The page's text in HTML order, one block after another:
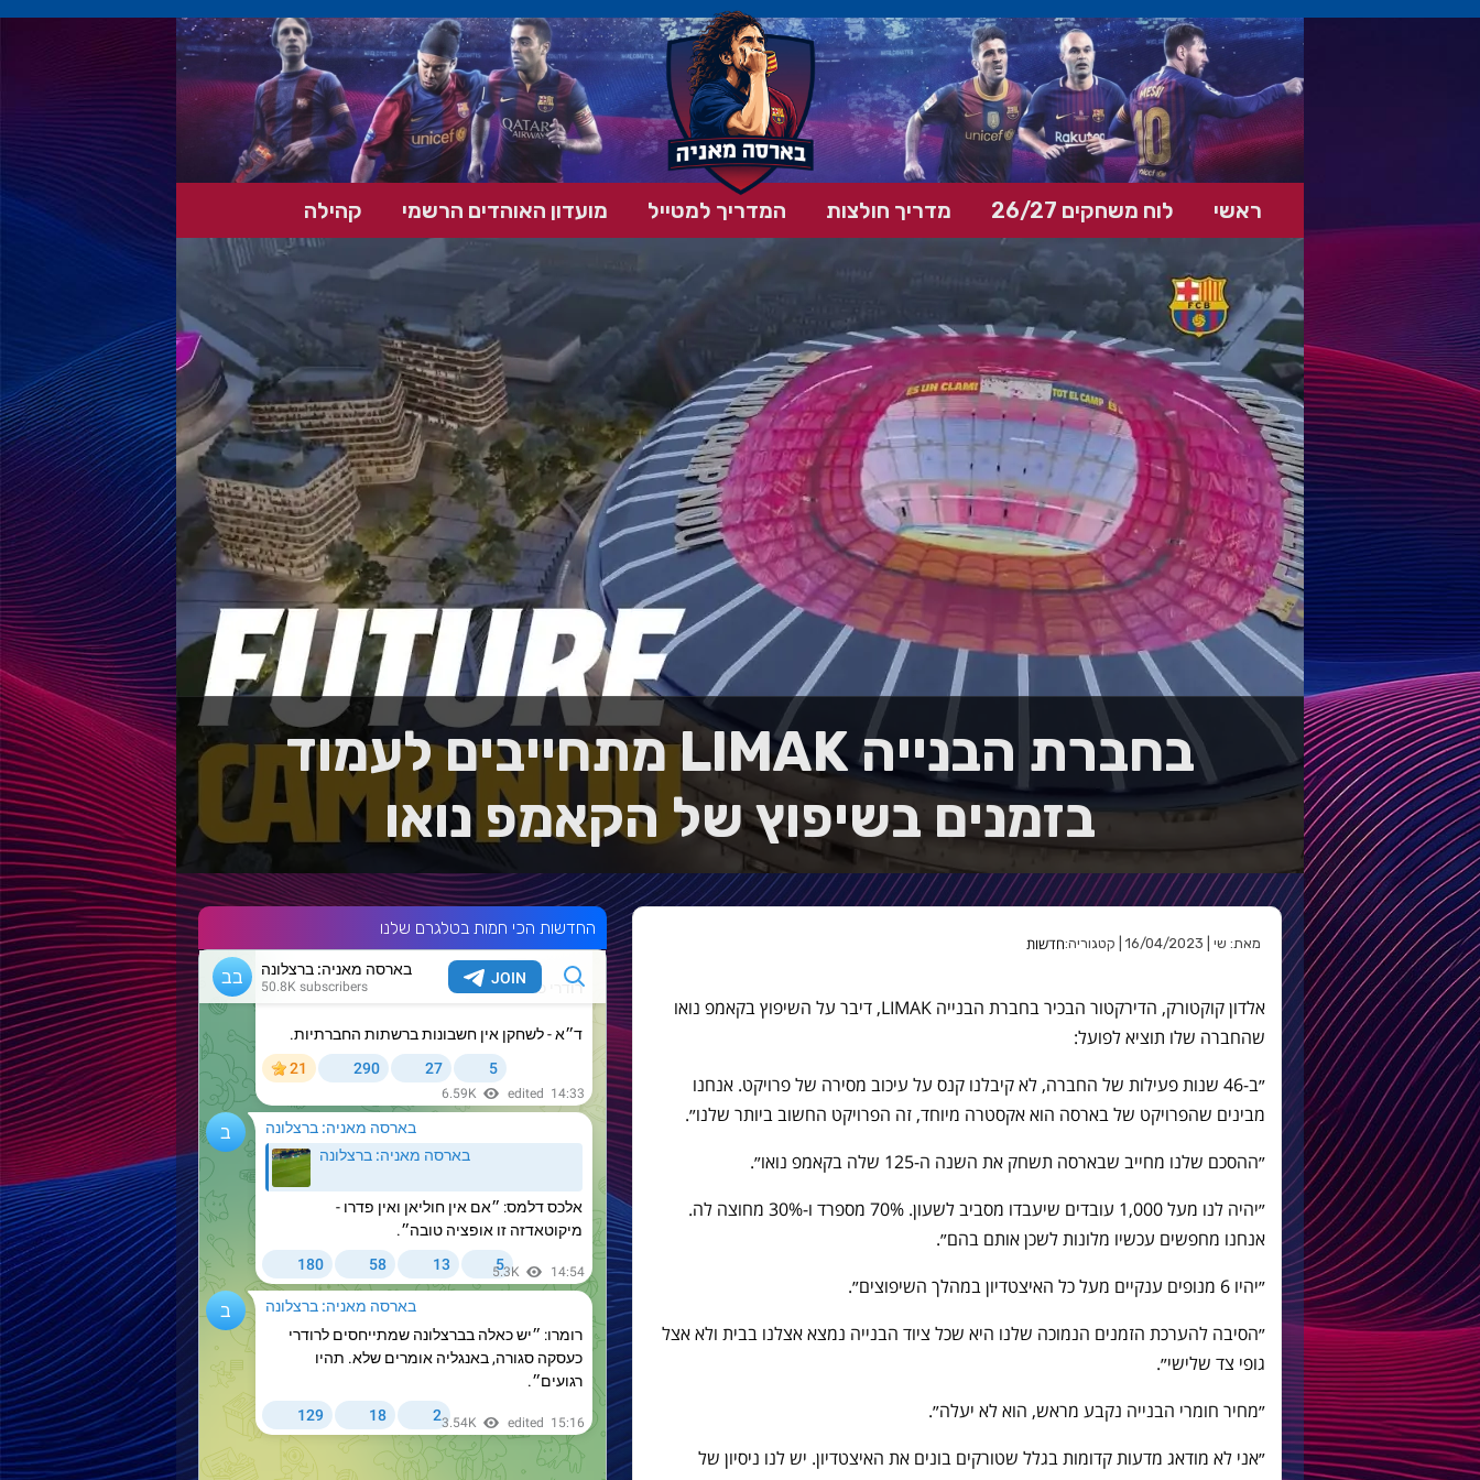
ראשי לוח משחקים 26/27 מדריך חולצות המדריך למטייל מועדון האוהדים הרשמי קהילה
בחברת הבנייה LIMAK מתחייבים לעמוד
בזמנים בשיפוץ של הקאמפ נואו
מאת: שי | 16/04/2023 | קטגוריה: חדשות
אלדון קוקטורק, הדירקטור הבכיר בחברת הבנייה LIMAK, דיבר על השיפוץ בקאמפ נואו
שהחברה שלו תוציא לפועל:
״ב-46 שנות פעילות של החברה, לא קיבלנו קנס על עיכוב מסירה של פרויקט. אנחנו
מבינים שהפרויקט של בארסה הוא אקסטרה מיוחד, זה הפרויקט החשוב ביותר שלנו״.
״ההסכם שלנו מחייב שבארסה תשחק את השנה ה-125 שלה בקאמפ נואו״.
״יהיה לנו מעל 1,000 עובדים שיעבדו מסביב לשעון. 70% מספרד ו-30% מחוצה לה.
אנחנו מחפשים עכשיו מלונות לשכן אותם בהם״.
״יהיו 6 מנופים ענקיים מעל כל האיצטדיון במהלך השיפוצים״.
״הסיבה להערכת הזמנים הנמוכה שלנו היא שכל ציוד הבנייה נמצא אצלנו בבית ולא אצל
גופי צד שלישי״.
״מחיר חומרי הבנייה נקבע מראש, הוא לא יעלה״.
״אני לא מודאג מדעות קדומות בגלל שטורקים בונים את האיצטדיון. יש לנו ניסיון של
החדשות הכי חמות בטלגרם שלנו